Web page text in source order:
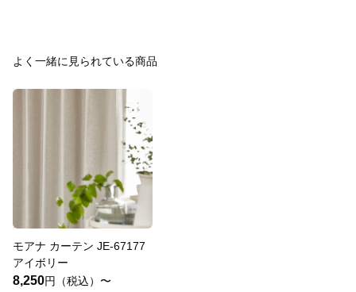
よく一緒に見られている商品
モアナ カーテン JE-67177
アイボリー
8,250円（税込）〜